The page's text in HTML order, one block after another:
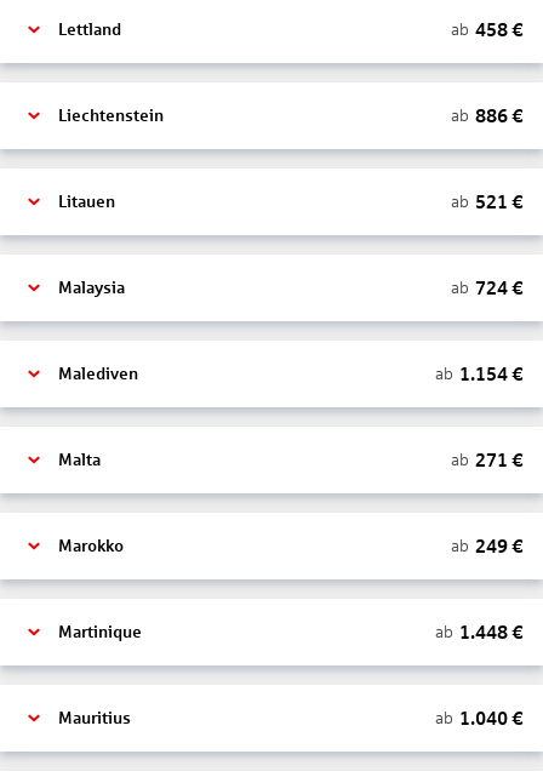
Lettland ab 458€
Liechtenstein ab 886€
Litauen ab 521 €
Malaysia ab 724€
Malediven ab 1.154€
Malta ab 271 €
Marokko ab 249€
Martinique ab 1.448€
Mauritius ab 1.040€